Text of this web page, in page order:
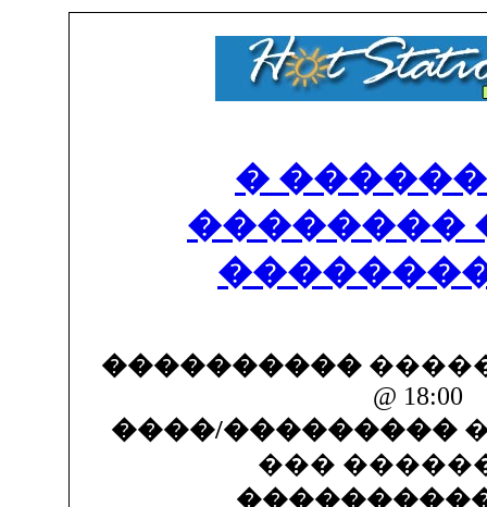
�
��������
����������
@ 18:00
����/���������
���